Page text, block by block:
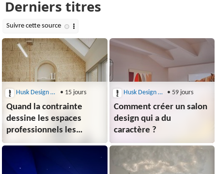
Husk Design Blog • 15 jours
Quand la contrainte
dessine les espaces
professionnels les
plus singuliers
Husk Design Blog • 59 jours
Comment créer un salon
design qui a du
caractère ?